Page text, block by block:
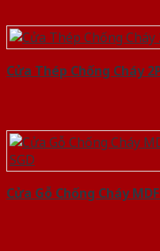
Cửa Thép Chống Cháy
Cửa Gỗ Chống Cháy